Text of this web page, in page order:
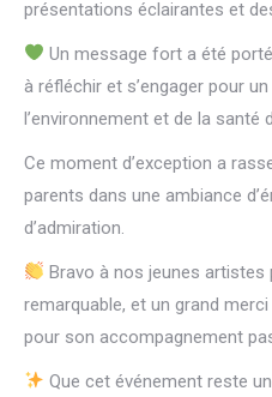
présentations éclairantes et
Un message fort a été
à réfléchir et s’engager pour
l’environnement et de la santé
Ce moment d’exception a
parents dans une ambiance
d’admiration.
Bravo à nos jeunes artistes
remarquable, et un grand
pour son accompagnement
Que cet événement reste